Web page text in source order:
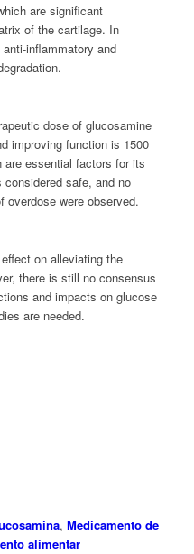
are significant
of the cartilage. In
inflammatory and
dose of glucosamine
improving function is 1500
are essential factors for its
safe, and no
were observed.
on alleviating the
there is still no consensus
and impacts on glucose
are needed.
, Medicamento de
alimentar